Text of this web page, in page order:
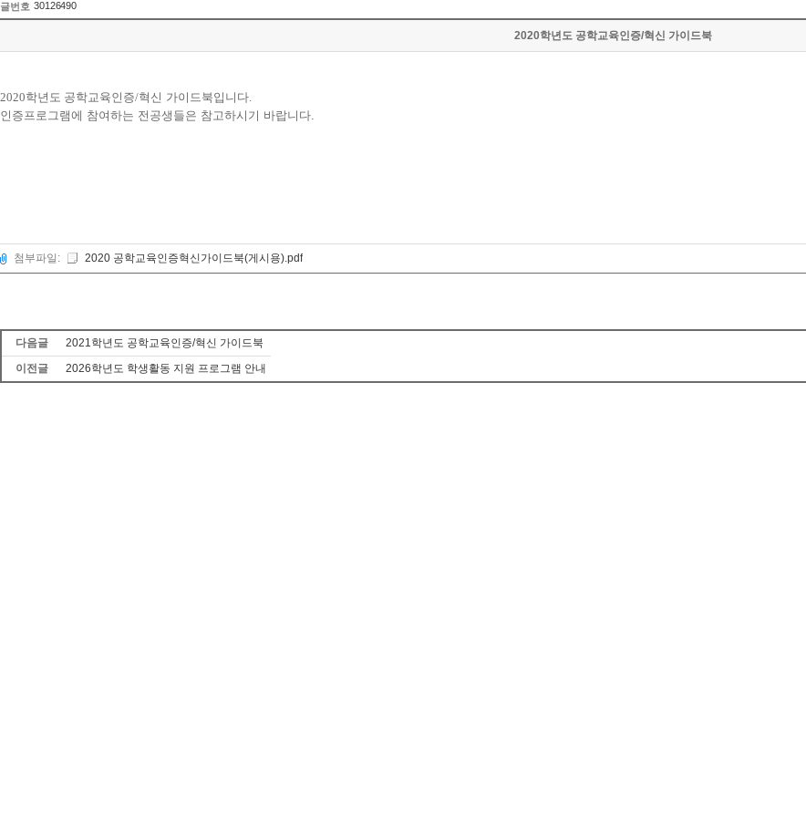
글번호 30126490
2020학년도 공학교육인증/혁신 가이드북
2020학년도 공학교육인증/혁신 가이드북입니다.
인증프로그램에 참여하는 전공생들은 참고하시기 바랍니다.
첨부파일: 2020 공학교육인증혁신가이드북(게시용).pdf
다음글
2021학년도 공학교육인증/혁신 가이드북
이전글
2026학년도 학생활동 지원 프로그램 안내